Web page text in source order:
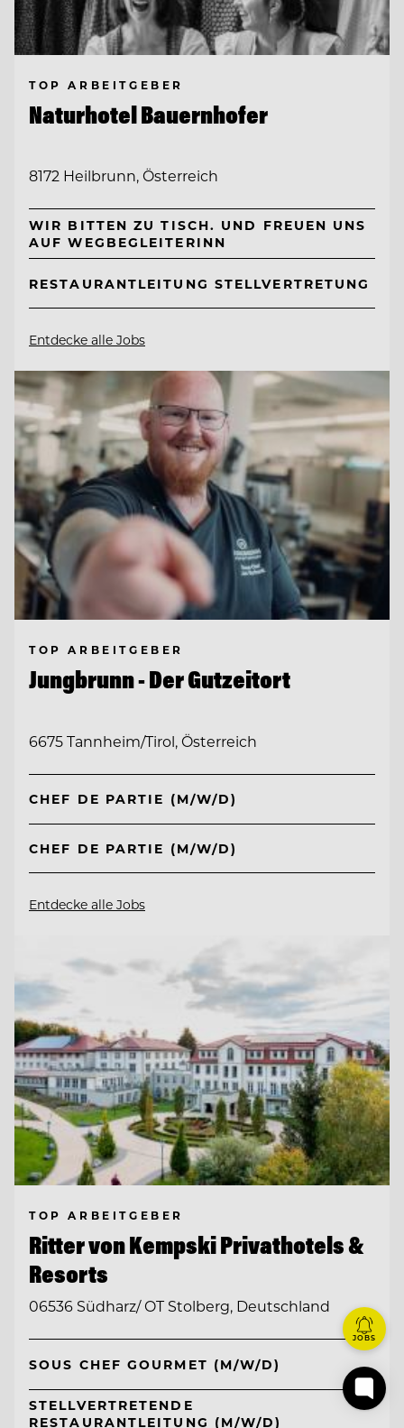
TOP ARBEITGEBER
Naturhotel Bauernhofer
8172 Heilbrunn, Österreich
WIR BITTEN ZU TISCH. UND FREUEN UNS
AUF WEGBEGLEITERINN
RESTAURANTLEITUNG STELLVERTRETUNG
Entdecke alle Jobs
TOP ARBEITGEBER
Jungbrunn - Der Gutzeitort
6675 Tannheim/Tirol, Österreich
CHEF DE PARTIE (M/W/D)
CHEF DE PARTIE (M/W/D)
Entdecke alle Jobs
TOP ARBEITGEBER
Ritter von Kempski Privathotels &
Resorts
06536 Südharz/ OT Stolberg, Deutschland
SOUS CHEF GOURMET (M/W/D)
STELLVERTRETENDE
RESTAURANTLEITUNG (M/W/D)
JOBS